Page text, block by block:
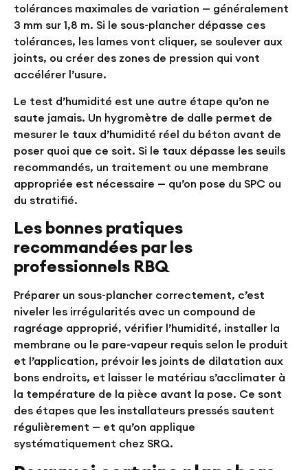
tolérances maximales de variation — généralement
3 mm sur 1,8 m. Si le sous-plancher dépasse ces
tolérances, les lames vont cliquer, se soulever aux
joints, ou créer des zones de pression qui vont
accélérer l’usure.
Le test d’humidité est une autre étape qu’on ne
saute jamais. Un hygromètre de dalle permet de
mesurer le taux d’humidité réel du béton avant de
poser quoi que ce soit. Si le taux dépasse les seuils
recommandés, un traitement ou une membrane
appropriée est nécessaire — qu’on pose du SPC ou
du stratifié.
Les bonnes pratiques
recommandées par les
professionnels RBQ
Préparer un sous-plancher correctement, c’est
niveler les irrégularités avec un compound de
ragréage approprié, vérifier l’humidité, installer la
membrane ou le pare-vapeur requis selon le produit
et l’application, prévoir les joints de dilatation aux
bons endroits, et laisser le matériau s’acclimater à
la température de la pièce avant la pose. Ce sont
des étapes que les installateurs pressés sautent
régulièrement — et qu’on applique
systématiquement chez SRQ.